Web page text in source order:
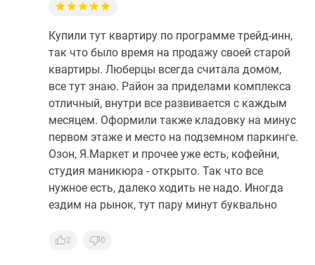
Купили тут квартиру по программе трейд-инн,
так что было время на продажу своей старой
квартиры. Люберцы всегда считала домом,
все тут знаю. Район за приделами комплекса
отличный, внутри все развивается с каждым
месяцем. Оформили также кладовку на минус
первом этаже и место на подземном паркинге.
Озон, Я.Маркет и прочее уже есть, кофейни,
студия маникюра - открыто. Так что все
нужное есть, далеко ходить не надо. Иногда
ездим на рынок, тут пару минут буквально
2 0